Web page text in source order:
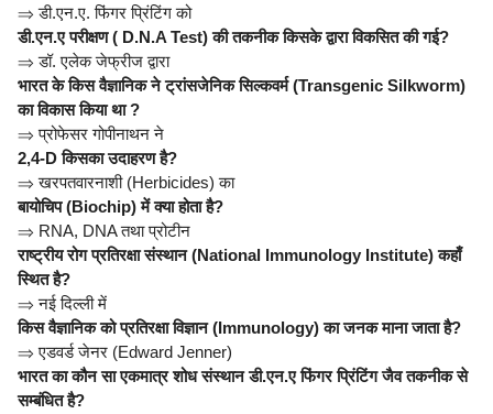
⇒ डी.एन.ए. फिंगर प्रिंटिंग को
डी.एन.ए परीक्षण ( D.N.A Test) की तकनीक किसके द्वारा विकसित की गई?
⇒डॉ. एलेक जेफ्रीज द्वारा
भारत के किस वैज्ञानिक ने ट्रांसजेनिक सिल्कवर्म (Transgenic Silkworm)
का विकास किया था ?
⇒ प्रोफेसर गोपीनाथन ने
2,4-D किसका उदाहरण है?
⇒ खरपतवारनाशी (Herbicides) का
बायोचिप (Biochip) में क्या होता है?
⇒ RNA, DNA तथा प्रोटीन
राष्ट्रीय रोग प्रतिरक्षा संस्थान (National Immunology Institute) कहाँ
स्थित है?
⇒ नई दिल्ली में
किस वैज्ञानिक को प्रतिरक्षा विज्ञान (Immunology) का जनक माना जाता है?
⇒ एडवर्ड जेनर (Edward Jenner)
भारत का कौन सा एकमात्र शोध संस्थान डी.एन.ए फिंगर प्रिंटिंग जैव तकनीक से
सम्बंधित है?